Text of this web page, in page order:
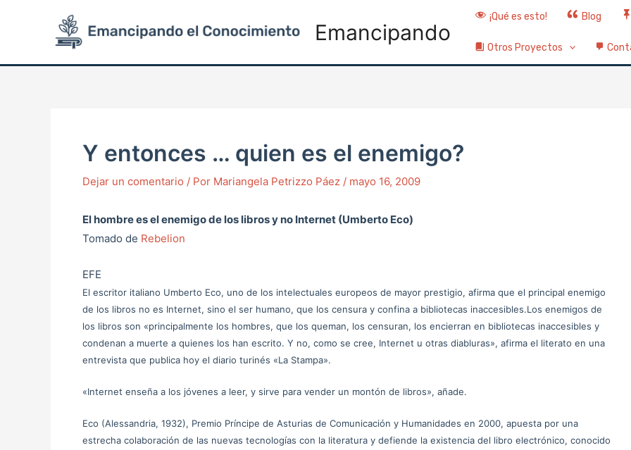
Emancipando
¡Qué es esto! Blog
Otros Proyectos
Y entonces … quien es el enemigo?
Dejar un comentario / Por Mariangela Petrizzo Páez / mayo 16, 2009
El hombre es el enemigo de los libros y no Internet (Umberto Eco)
Tomado de Rebelion
EFE
El escritor italiano Umberto Eco, uno de los intelectuales europeos de mayor prestigio, afirma que el principal enemigo
de los libros no es Internet, sino el ser humano, que los censura y confina a bibliotecas inaccesibles.Los enemigos de
los libros son «principalmente los hombres, que los queman, los censuran, los encierran en bibliotecas inaccesibles y
condenan a muerte a quienes los han escrito. Y no, como se cree, Internet u otras diabluras», afirma el literato en una
entrevista que publica hoy el diario turinés «La Stampa».
«Internet enseña a los jóvenes a leer, y sirve para vender un montón de libros», añade.
Eco (Alessandria, 1932), Premio Príncipe de Asturias de Comunicación y Humanidades en 2000, apuesta por una
estrecha colaboración de las nuevas tecnologías con la literatura y defiende la existencia del libro electrónico, conocido
navigation